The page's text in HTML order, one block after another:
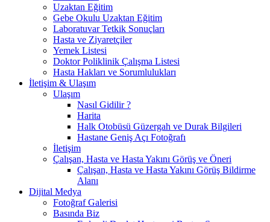
Uzaktan Eğitim
Gebe Okulu Uzaktan Eğitim
Laboratuvar Tetkik Sonuçları
Hasta ve Ziyaretçiler
Yemek Listesi
Doktor Poliklinik Çalışma Listesi
Hasta Hakları ve Sorumlulukları
İletişim & Ulaşım
Ulaşım
Nasıl Gidilir ?
Harita
Halk Otobüsü Güzergah ve Durak Bilgileri
Hastane Geniş Açı Fotoğrafı
İletişim
Çalışan, Hasta ve Hasta Yakını Görüş ve Öneri
Çalışan, Hasta ve Hasta Yakını Görüş Bildirme
Alanı
Dijital Medya
Fotoğraf Galerisi
Basında Biz